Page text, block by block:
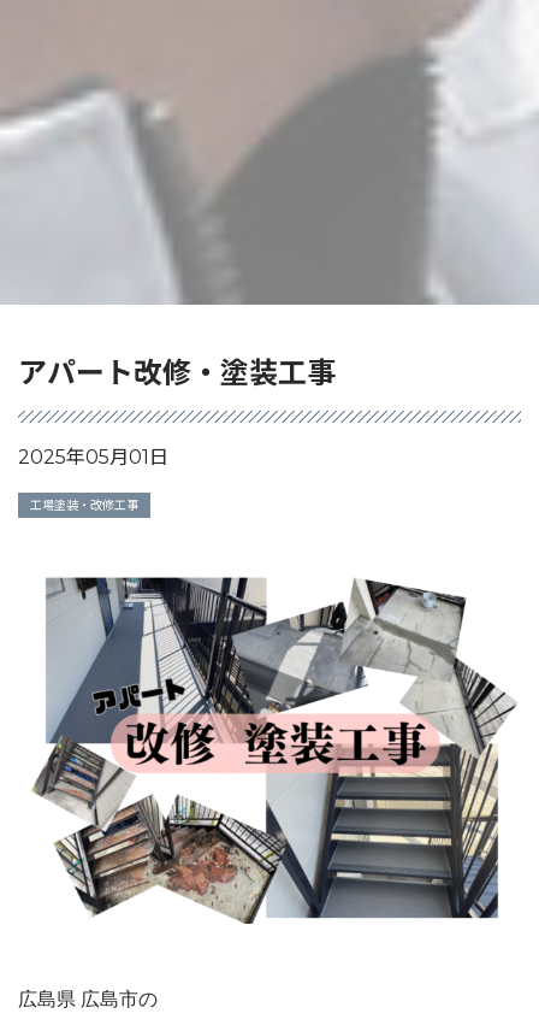
アパート改修・塗装工事
2025年05月01日
工場塗装・改修工事
広島県 広島市の